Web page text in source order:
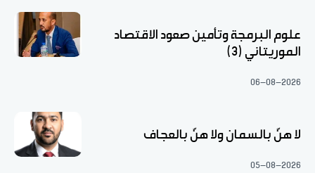
علوم البرمجة وتأمين صعود الاقتصاد
الموريتاني (3)
06-08-2026
لا هنّ بالسمان ولا هنّ بالعجاف
05-08-2026